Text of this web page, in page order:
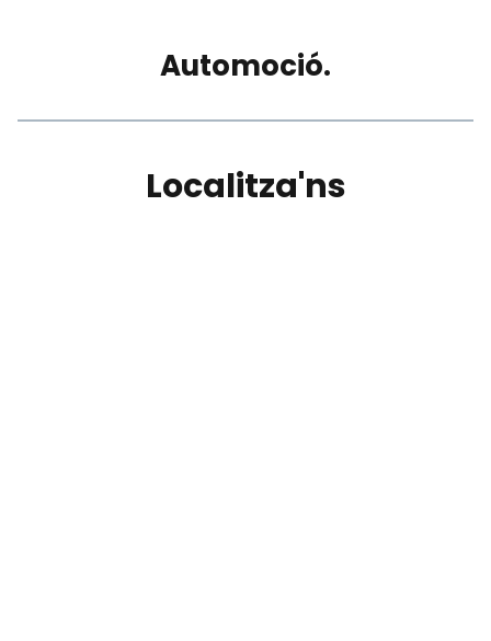
Automoció.
Localitza'ns